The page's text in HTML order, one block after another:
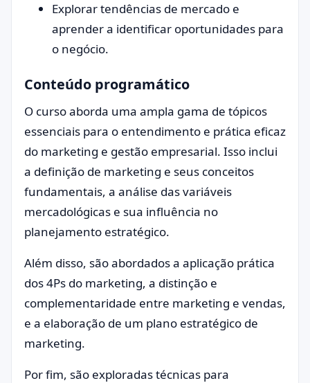
Explorar tendências de mercado e
aprender a identificar oportunidades para
o negócio.
Conteúdo programático
O curso aborda uma ampla gama de tópicos
essenciais para o entendimento e prática eficaz
do marketing e gestão empresarial. Isso inclui
a definição de marketing e seus conceitos
fundamentais, a análise das variáveis
mercadológicas e sua influência no
planejamento estratégico.
Além disso, são abordados a aplicação prática
dos 4Ps do marketing, a distinção e
complementaridade entre marketing e vendas,
e a elaboração de um plano estratégico de
marketing.
Por fim, são exploradas técnicas para